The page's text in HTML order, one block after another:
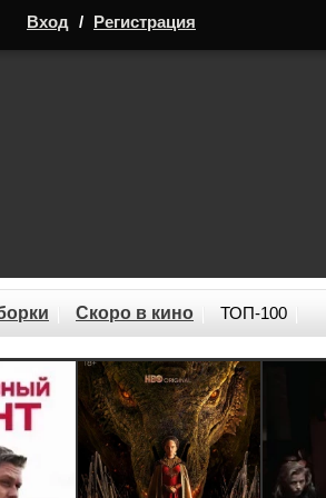
Вход / Регистрация
Скоро в кино ТОП-100